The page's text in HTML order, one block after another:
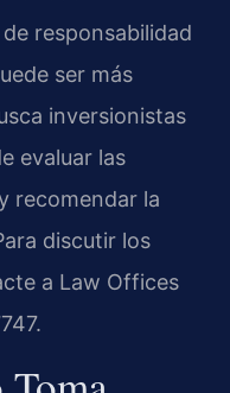
responsabilidad
ser más
inversionistas
evaluar las
recomendar la
discutir los
a Law Offices